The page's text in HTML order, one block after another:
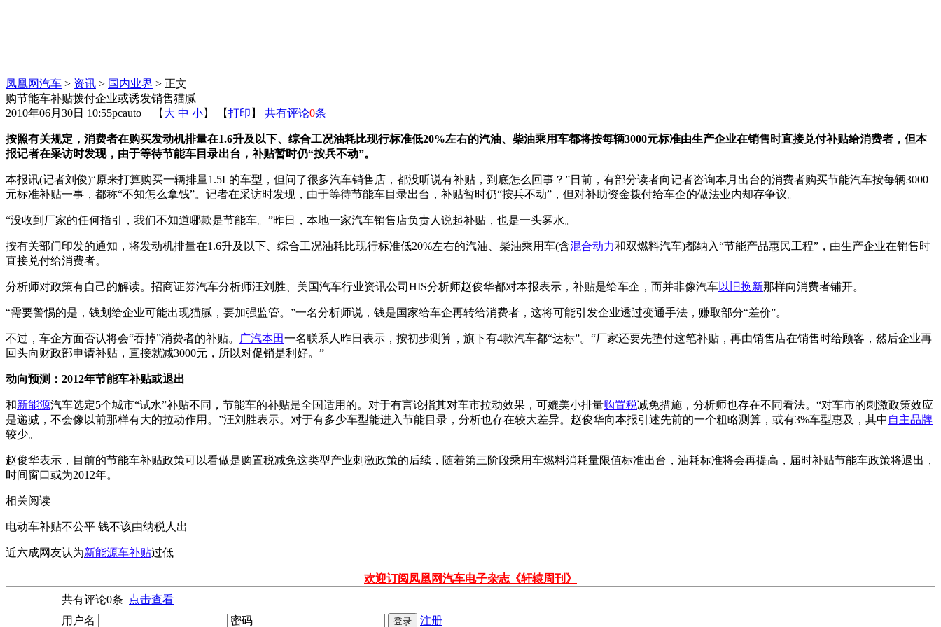
凤凰网汽车 > 资讯 > 国内业界 > 正文
购节能车补贴拨付企业或诱发销售猫腻
2010年06月30日 10:55pcauto 【 大 中 小】 【打印 】 共有评论0条
按照有关规定，消费者在购买发动机排量在1.6升及以下、综合工况油耗比现行标准低20%左右的汽油、柴油乘用车都将按每辆3000元标准由生产企业在销售时直接兑付补贴给消费者，但本
报记者在采访时发现，由于等待节能车目录出台，补贴暂时仍“按兵不动”。
本报讯(记者刘俊)“原来打算购买一辆排量1.5L的车型，但问了很多汽车销售店，都没听说有补贴，到底怎么回事？”日前，有部分读者向记者咨询本月出台的消费者购买节能汽车按每辆3000
元标准补贴一事，都称“不知怎么拿钱”。记者在采访时发现，由于等待节能车目录出台，补贴暂时仍“按兵不动”，但对补助资金拨付给车企的做法业内却存争议。
“没收到厂家的任何指引，我们不知道哪款是节能车。”昨日，本地一家汽车销售店负责人说起补贴，也是一头雾水。
按有关部门印发的通知，将发动机排量在1.6升及以下、综合工况油耗比现行标准低20%左右的汽油、柴油乘用车(含混合动力和双燃料汽车)都纳入“节能产品惠民工程”，由生产企业在销售时
直接兑付给消费者。
分析师对政策有自己的解读。招商证券汽车分析师汪刘胜、美国汽车行业资讯公司HIS分析师赵俊华都对本报表示，补贴是给车企，而并非像汽车以旧换新那样向消费者铺开。
“需要警惕的是，钱划给企业可能出现猫腻，要加强监管。”一名分析师说，钱是国家给车企再转给消费者，这将可能引发企业透过变通手法，赚取部分“差价”。
不过，车企方面否认将会“吞掉”消费者的补贴。 广汽本田一名联系人昨日表示，按初步测算，旗下有4款汽车都“达标”。“厂家还要先垫付这笔补贴，再由销售店在销售时给顾客，然后企业再
回头向财政部申请补贴，直接就减3000元，所以对促销是利好。”
动向预测：2012年节能车补贴或退出
和新能源汽车选定5个城市“试水”补贴不同，节能车的补贴是全国适用的。对于有言论指其对车市拉动效果，可媲美小排量购置税减免措施，分析师也存在不同看法。“对车市的刺激政策效应
是递减，不会像以前那样有大的拉动作用。”汪刘胜表示。对于有多少车型能进入节能目录，分析也存在较大差异。赵俊华向本报引述先前的一个粗略测算，或有3%车型惠及，其中 自主品牌
较少。
赵俊华表示，目前的节能车补贴政策可以看做是购置税减免这类型产业刺激政策的后续，随着第三阶段乘用车燃料消耗量限值标准出台，油耗标准将会再提高，届时补贴节能车政策将退出，
时间窗口或为2012年。
相关阅读
电动车补贴不公平 钱不该由纳税人出
近六成网友认为新能源车补贴过低
欢迎订阅凤凰网汽车电子杂志《轩辕周刊》
共有评论0条
点击查看
用户名
密码 注册